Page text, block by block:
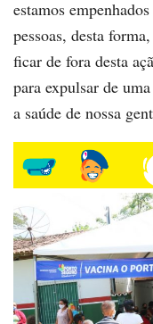
estamos
pessoas, desta
ficar de fora desta
para expulsar de
a saúde de nossa